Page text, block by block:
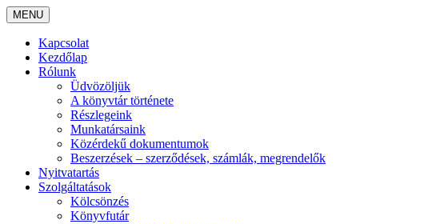
MENU
Kapcsolat
Kezdőlap
Rólunk
Üdvözöljük
A könyvtár története
Részlegeink
Munkatársaink
Közérdekű dokumentumok
Beszerzések – szerződések, számlák, megrendelők
Nyitvatartás
Szolgáltatások
Kölcsönzés
Könyvfutár